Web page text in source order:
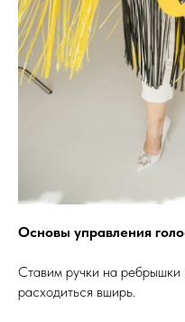
Основы управления
Ставим ручки на
расходиться вширь.